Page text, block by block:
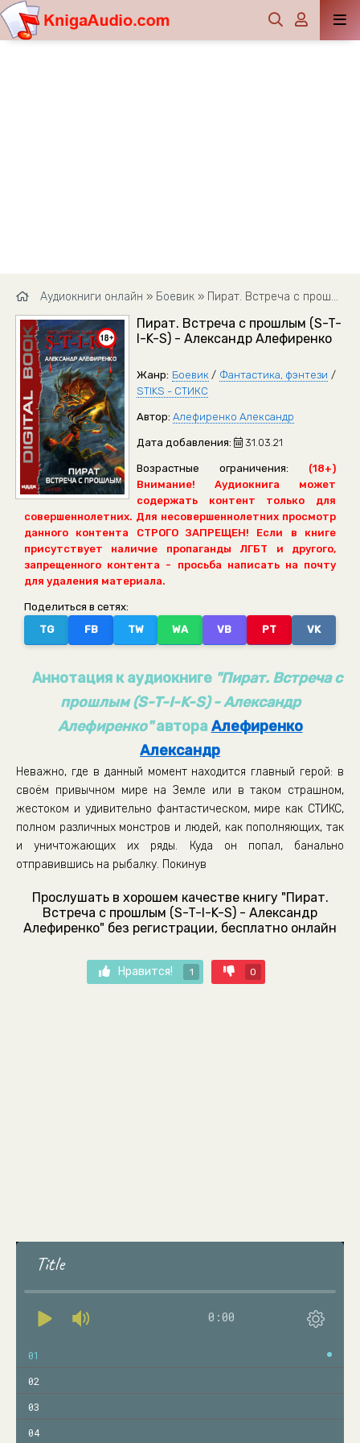
Аудиокниги онлайн » Боевик » Пират. Встреча с прошлым (S-T-I-K-S) - Александр Алефиренко
Пират. Встреча с прошлым (S-T-
I-K-S) - Александр Алефиренко
Жанр: Боевик/ Фантастика, фэнтези /
STIKS - СТИКС
Автор: Алефиренко Александр
Дата добавления: 31.03.21
Возрастные ограничения:
(18+)
Внимание! Аудиокнига может
содержать контент только для
совершеннолетних. Для несовершеннолетних просмотр
данного контента СТРОГО ЗАПРЕЩЕН! Если в книге
присутствует наличие пропаганды ЛГБТ и другого,
запрещенного контента - просьба написать на почту
для удаления материала.
Поделиться в сетях:
TG
FB TW WA VB PT VK
Аннотация к аудиокниге "Пират. Встреча с
прошлым (S-T-I-K-S) - Александр
Алефиренко"автора Алефиренко
Александр
Неважно, где в данный момент находится главный герой: в
своём привычном мире на Земле или в таком страшном,
жестоком и удивительно фантастическом, мире как СТИКС,
полном различных монстров и людей, как пополняющих, так
и уничтожающих их ряды. Куда он попал, банально
отправившись на рыбалку. Покинув
Прослушать в хорошем качестве книгу "Пират.
Встреча с прошлым (S-T-I-K-S) - Александр
Алефиренко" без регистрации, бесплатно онлайн
Нравится! 1 0
Title
0:00
01
02
03
04